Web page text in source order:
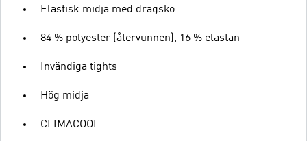
Elastisk midja med dragsko
84 % polyester (återvunnen), 16 % elastan
Invändiga tights
Hög midja
CLIMACOOL